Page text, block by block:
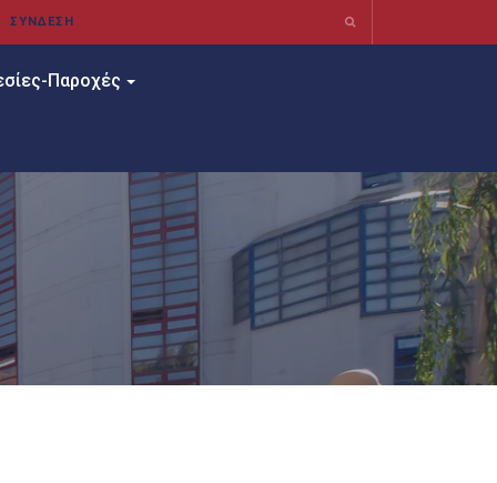
Παροχές